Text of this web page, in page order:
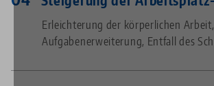
Erleichterung der körperlichen Arbeit,
Aufgabenerweiterung, Entfall des